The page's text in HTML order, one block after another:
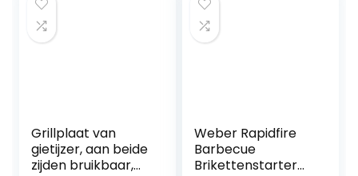
Grillplaat van
gietijzer, aan beide
zijden bruikbaar,
Weber Rapidfire‎
Barbecue
Brikettenstarter